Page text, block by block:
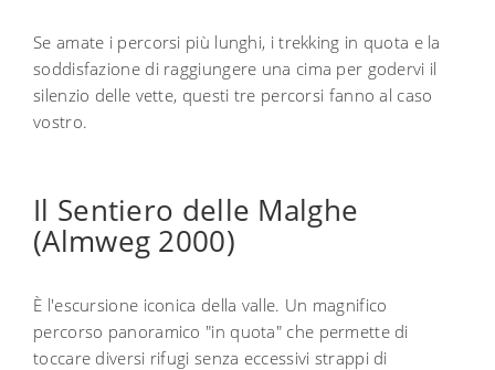
Se amate i percorsi più lunghi, i trekking in quota e la
soddisfazione di raggiungere una cima per godervi il
silenzio delle vette, questi tre percorsi fanno al caso
vostro.
Il Sentiero delle Malghe
(Almweg 2000)
È l'escursione iconica della valle. Un magnifico
percorso panoramico "in quota" che permette di
toccare diversi rifugi senza eccessivi strappi di